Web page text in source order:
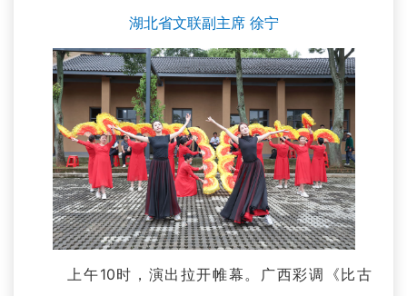
湖北省文联副主席 徐宁
上午10时，演出拉开帷幕。广西彩调《比古